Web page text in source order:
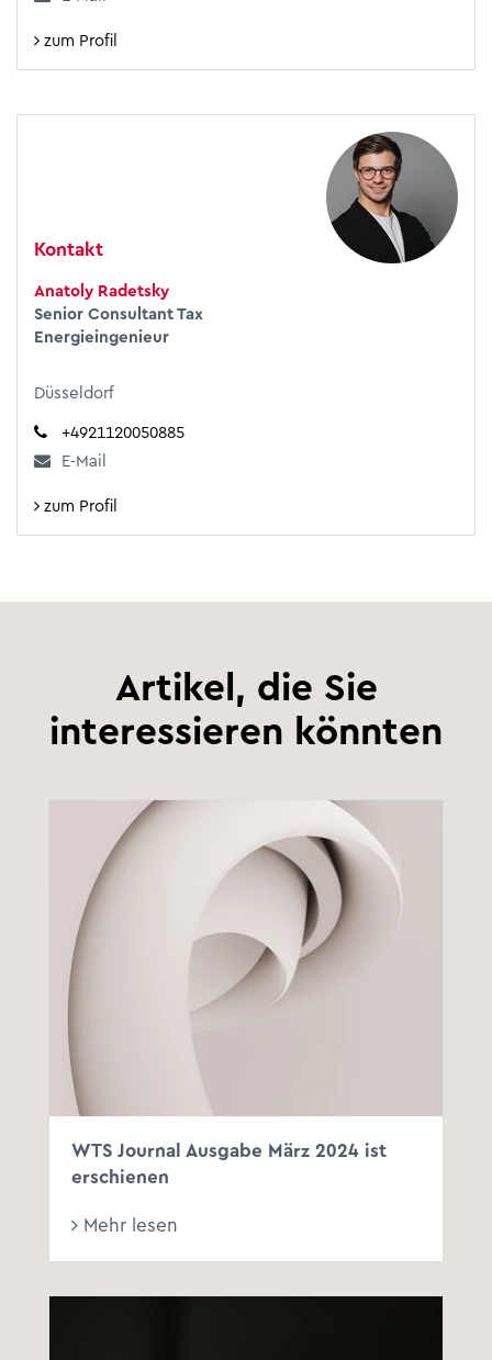
zum Profil
Kontakt
Anatoly Radetsky
Senior Consultant Tax
Energieingenieur
Düsseldorf
+4921120050885
E-Mail
zum Profil
Artikel, die Sie
interessieren könnten
WTS Journal Ausgabe März 2024 ist
erschienen
Mehr lesen